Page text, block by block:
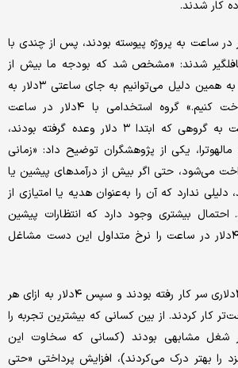
که با وعده ۳دلار در ساعت به پروژه پیوسته بودند، پس از چندی با
شدند: «مشخص شد که بودجه ما بیش از
میزان مورد انتظار است. به همین دلیل می‌‌توانیم به جای ساعتی ۳دلار به
شما ساعتی ۴دلار پرداخت کنیم.» گروه استخدامی با ۴دلار در ساعت
سختکوشی بیشتری نسبت به گروهی که ابتدا ۳ دلار وعده گرفته بودند،
یکی از پژوهشگران توضیح داد: «زمانی
۴دلار پرداخت می‌‌شود، حتی اگر بیش از درآمدهای پیشین یا
دلیلی ندارد که آن را به‌عنوان هدیه یا امتیازی از
احتمال بیشتری وجود دارد که انتظارات پیشین
خود را اشتباه بدانند و ۴دلار در ساعت را نرخ متداول این دست مشاغل
اما گروهی که با وعده ۳دلاری سر کار رفته بودند و سپس ۴دلار به ازای هر
کار کردند. از بین کسانی که بیشترین تجربه را
شغل مشابهی بودند (کسانی که سخاوت این
را بهتر درک می‌‌کردند)، افزایش پرداختی «حتی